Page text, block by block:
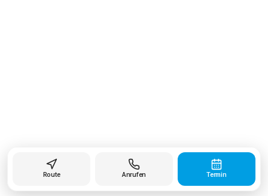
Route Anrufen Termin